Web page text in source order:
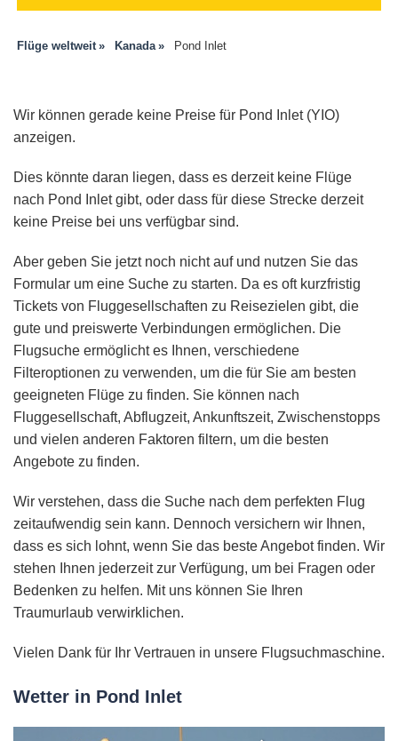
Flüge weltweit Kanada Pond Inlet
Wir können gerade keine Preise für Pond Inlet (YIO)
anzeigen.
Dies könnte daran liegen, dass es derzeit keine Flüge
nach Pond Inlet gibt, oder dass für diese Strecke derzeit
keine Preise bei uns verfügbar sind.
Aber geben Sie jetzt noch nicht auf und nutzen Sie das
Formular um eine Suche zu starten. Da es oft kurzfristig
Tickets von Fluggesellschaften zu Reisezielen gibt, die
gute und preiswerte Verbindungen ermöglichen. Die
Flugsuche ermöglicht es Ihnen, verschiedene
Filteroptionen zu verwenden, um die für Sie am besten
geeigneten Flüge zu finden. Sie können nach
Fluggesellschaft, Abflugzeit, Ankunftszeit, Zwischenstopps
und vielen anderen Faktoren filtern, um die besten
Angebote zu finden.
Wir verstehen, dass die Suche nach dem perfekten Flug
zeitaufwendig sein kann. Dennoch versichern wir Ihnen,
dass es sich lohnt, wenn Sie das beste Angebot finden. Wir
stehen Ihnen jederzeit zur Verfügung, um bei Fragen oder
Bedenken zu helfen. Mit uns können Sie Ihren
Traumurlaub verwirklichen.
Vielen Dank für Ihr Vertrauen in unsere Flugsuchmaschine.
Wetter in Pond Inlet